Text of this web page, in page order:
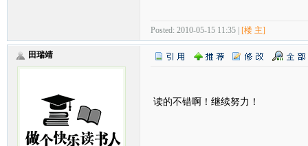
Posted: 2010-05-15 11:35 | [楼 主]
田瑞靖
读的不错啊！继续努力！